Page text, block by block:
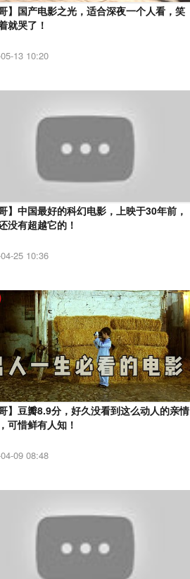
哥】国产电影之光，适合深夜一个人看，笑
就哭了！
13 10:20
哥】中国最好的科幻电影，上映于30年前，
没有超越它的！
25 10:36
哥】豆瓣8.9分，好久没看到这么动人的亲情
可惜鲜有人知！
09 08:48